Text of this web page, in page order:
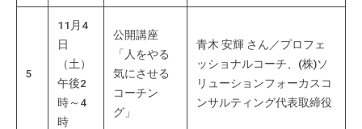
ま
5
11月4
日
（土）
午後2
時～4
時
公開講座
「人をやる
気にさせる
コーチン
グ」
青木 安輝 さん／プロフェ
ッショナルコーチ、(株)ソ
リューションフォーカスコ
ンサルティング代表取締役